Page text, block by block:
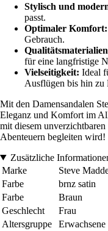
Stylisch und
passt.
Optimaler Komfort:
Gebrauch.
für eine langfristige
Vielseitigkeit: Ideal
Ausflügen bis hin zu
Mit den Damensandalen
Eleganz und Komfort im
mit diesem
Abenteuern begleiten wird!
Zusätzliche
Marke
Steve
Farbe
brnz satin
Farbe
Braun
Geschlecht
Frau
Altersgruppe
Erwachsene